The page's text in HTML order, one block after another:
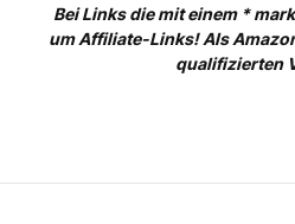
Bei Links die mit einem *
um Affiliate-Links! Als
qualifizierten